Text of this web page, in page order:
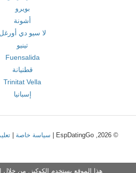
بويرو
أشونة
لا سيو دي أورغل
تينيو
Fuensalida
قطنيانة
Trinitat Vella
إسبانيا
© 2026, EspDatingGo | سياسة خاصة |
هذا الموقع يستخدم الكوكيز. من خلال